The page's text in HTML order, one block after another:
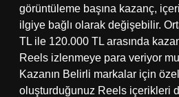
görüntüleme başına kazanç,
ilgiye bağlı olarak değişebilir.
TL ile 120.000 TL arasında
Reels izlenmeye para veriyor
Kazanın Belirli markalar için
oluşturduğunuz Reels içerikleri